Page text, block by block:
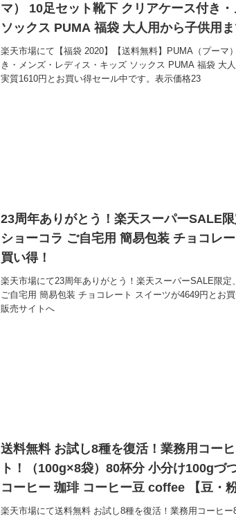
マ） 10足セット靴下 クリアケース付き
ソックス PUMA 福袋 大人用から子供用
1610円とお買い得！
楽天市場にて【福袋 2020】【送料無料】PUMA（プーマ
き・メンズ・レディス・キッズ ソックス PUMA 福袋 大
実質1610円とお買い得セール中です。表示価格23
23周年ありがとう！楽天スーパーSALE
ショーコラ ご自宅用 簡易包装 チョコレ
買い得！
楽天市場にて23周年ありがとう！楽天スーパーSALE限
ご自宅用 簡易包装 チョコレート スイーツが4649円とお
販売サイトへ
送料無料 お試し8種を復活！業務用コー
ト！（100g×8袋）80杯分 小分け100gづ
コーヒー 珈琲 コーヒー豆 coffee 【豆・粉お選
円とお買い得！
楽天市場にて送料無料 お試し8種を復活！業務用コーヒ